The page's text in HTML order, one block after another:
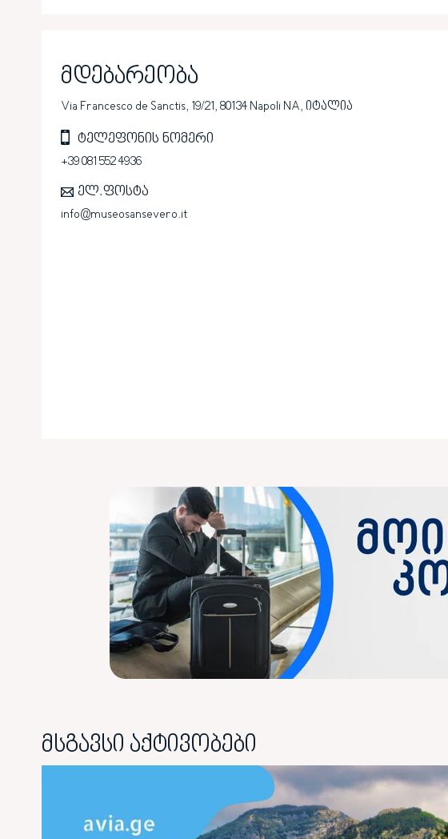
მდებარეობა
Via Francesco de Sanctis, 19/21, 80134 Napoli NA, იტალია
ტელეფონის ნომერი
+39 081 552 4936
ელ.ფოსტა
info@museosansevero.it
მსგავსი აქტივობები